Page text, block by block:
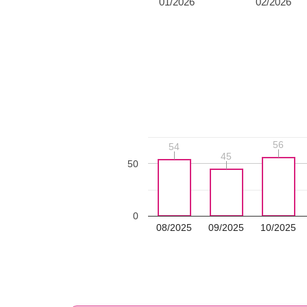
08/2025 09/2025 10/2025
0
50
54
54
45
45
56
56